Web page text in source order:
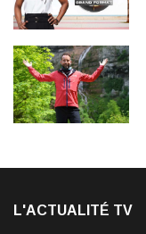
L'ACTUALITÉ TV